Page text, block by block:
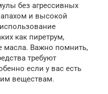
без агрессивных
и высокой
как пиретрум,
масла. Важно помнить,
требуют
если у вас есть
веществам.